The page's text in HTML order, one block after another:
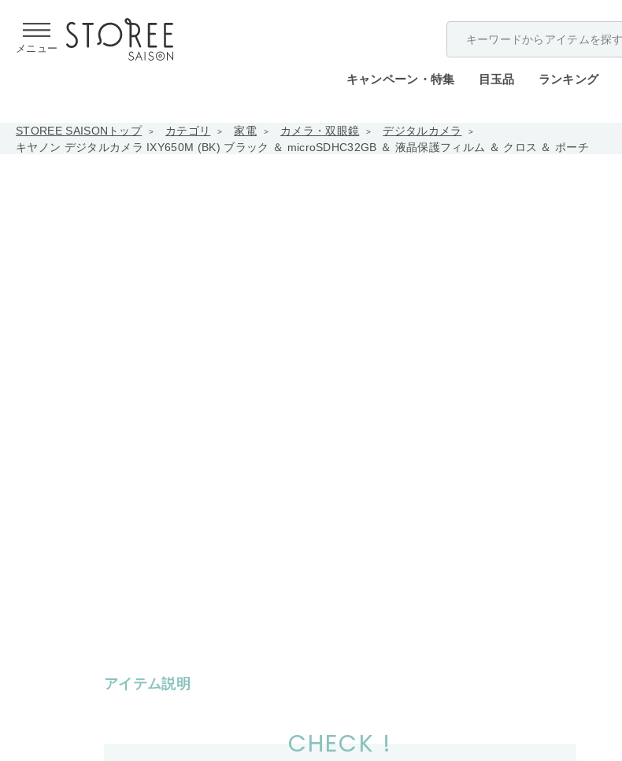
メニュー
キャンペーン・特集 目玉品 ランキング
STOREE SAISONトップ カテゴリ 家電 カメラ・双眼鏡
デジタルカメラ
キヤノン デジタルカメラ IXY650M (BK) ブラック ＆ microSDHC32GB ＆ 液晶保護フィルム ＆ クロス ＆ ポーチ
アイテム説明
CHECK !